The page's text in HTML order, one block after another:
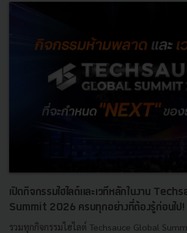
เปิดกิจกรรมไฮไลต์และเวทีหลักในงาน
Summit 2026 ครบทุกอย่างที่ต้องรู้ก่อนไป!
รวมทุกกิจกรรมไฮไลต์ Techsauce Global